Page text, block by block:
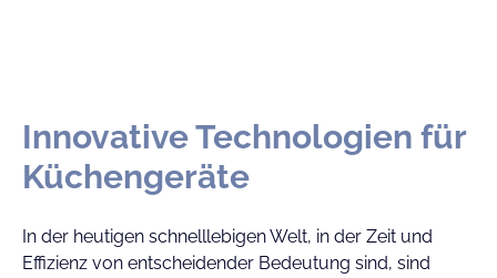
Innovative Technologien für
Küchengeräte
In der heutigen schnelllebigen Welt, in der Zeit und
Effizienz von entscheidender Bedeutung sind, sind